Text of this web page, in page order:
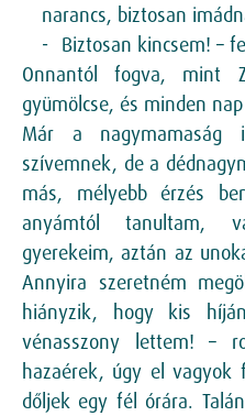
narancs, biztosan
Biztosan kincsem! –
Onnantól fogva, mint
gyümölcse, és minden
Már a
szívemnek, de a
más, mélyebb érzés
anyámtól tanultam,
gyerekeim, aztán az
Annyira szeretném
hiányzik, hogy kis
vénasszony lettem! –
hazaérek, úgy el
dőljek egy fél órára.